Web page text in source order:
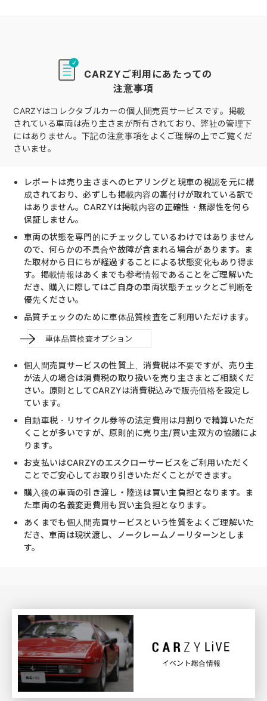
CARZYご利用にあたっての
注意事項
CARZYはコレクタブルカーの個人間売買サービスです。掲載
されている車両は売り主さまが所有されており、弊社の管理下
にはありません。下記の注意事項をよくご理解の上でご覧くだ
さいませ。
レポートは売り主さまへのヒアリングと現車の視認を元に構
成されており、必ずしも掲載内容の裏付けが取れている訳で
はありません。CARZYは掲載内容の正確性・無謬性を何ら
保証しません。
車両の状態を専門的にチェックしているわけではありません
ので、何らかの不具合や故障が含まれる場合があります。ま
た取材から日にちが経過することによる状態変化もあり得ま
す。掲載情報はあくまでも参考情報であることをご理解いた
だき、購入に際してはご自身の車両状態チェックとご判断を
優先ください。
品質チェックのために車体品質検査をご利用いただけます。
車体品質検査オプション
個人間売買サービスの性質上、消費税は不要ですが、売り主
が法人の場合は消費税の取り扱いを売り主さまとご相談くだ
さい。原則としてCARZYは消費税込みで販売価格を設定し
ています。
自動車税・リサイクル券等の法定費用は月割りで精算いただ
くことが多いですが、原則的に売り主/買い主双方の協議によ
ります。
お支払いはCARZYのエスクローサービスをご利用いただく
ことでご安心してお取り引きいただくことができます。
購入後の車両の引き渡し・陸送は買い主負担となります。ま
た車両の名義変更費用も買い主負担となります。
あくまでも個人間売買サービスという性質をよくご理解いた
だき、車両は現状渡し、ノークレームノーリターンとしま
す。
イベント総合情報